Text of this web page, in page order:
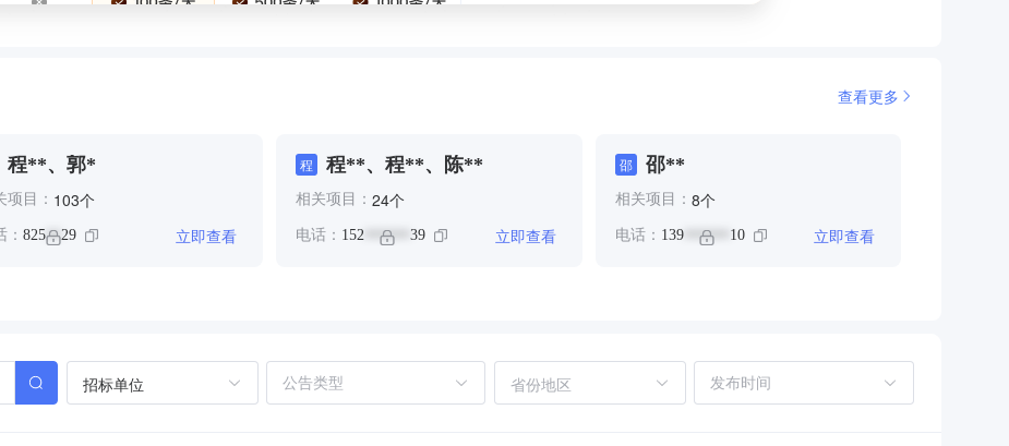
查看更多
程**、郭*
项目： 103个
： 825**29 立即查看
程 程**、程**、陈**
相关项目： 24个
电话： 152 ****** 39 立即查看
邵 邵**
相关项目： 8个
电话： 139****** 10 立即查看
招标单位 省份地区